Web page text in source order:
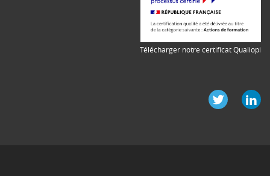
Télécharger notre certificat Qualiopi